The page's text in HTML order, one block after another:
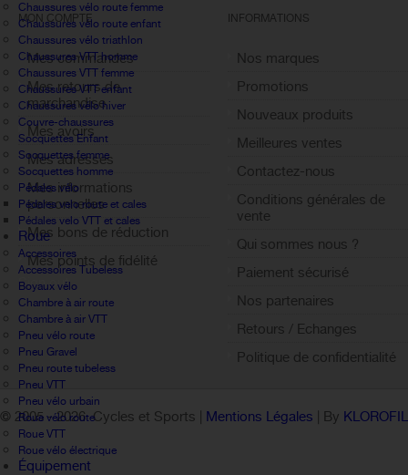
Chaussures vélo route femme
Chaussures vélo route enfant
Chaussures vélo triathlon
Chaussures VTT homme
Chaussures VTT femme
Chaussures VTT enfant
Chaussures vélo hiver
Couvre-chaussures
Socquettes Enfant
Socquettes femme
Socquettes homme
Pédales vélo
Pédales velo route et cales
Pédales velo VTT et cales
Roue
Accessoires
Accessoires Tubeless
Boyaux vélo
Chambre à air route
Chambre à air VTT
Pneu vélo route
Pneu Gravel
Pneu route tubeless
Pneu VTT
Pneu vélo urbain
Roue vélo route
Roue VTT
Roue vélo électrique
Équipement
MON COMPTE
Mes commandes
Mes retours de
marchandise
Mes avoirs
Mes adresses
Mes informations
personnelles
Mes bons de réduction
Mes points de fidélité
Sign out
INFORMATIONS
Nos marques
Promotions
Nouveaux produits
Meilleures ventes
Contactez-nous
Conditions générales de
vente
Qui sommes nous ?
Paiement sécurisé
Nos partenaires
Retours / Echanges
Politique de confidentialité
© 2005 -2026 Cycles et Sports | Mentions Légales | By